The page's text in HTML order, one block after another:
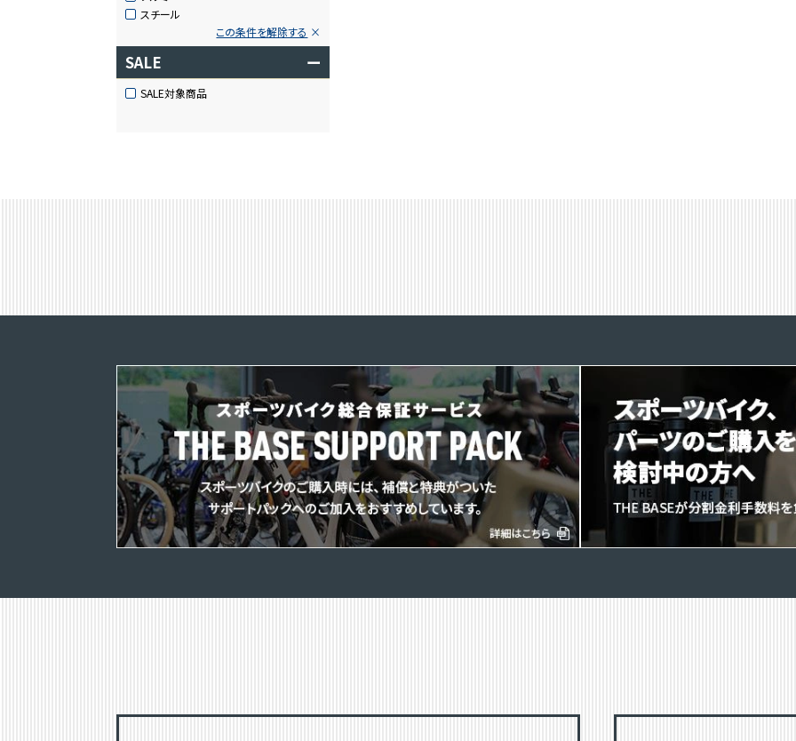
スチール
この条件を解除する
SALE ー
SALE対象商品